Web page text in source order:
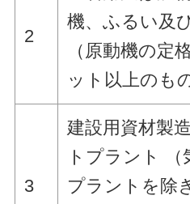
2
機、ふるい
（原動機の定
ット以上のも
3
建設用資材製
トプラント （
プラントを除